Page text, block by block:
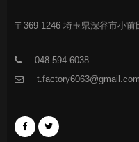
〒369-1246 埼玉県深谷市小前
048-594-6038
t.factory6063@gmail.com